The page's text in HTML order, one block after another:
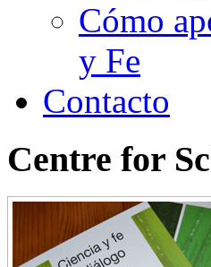
Cómo
y Fe
Contacto
Centre for